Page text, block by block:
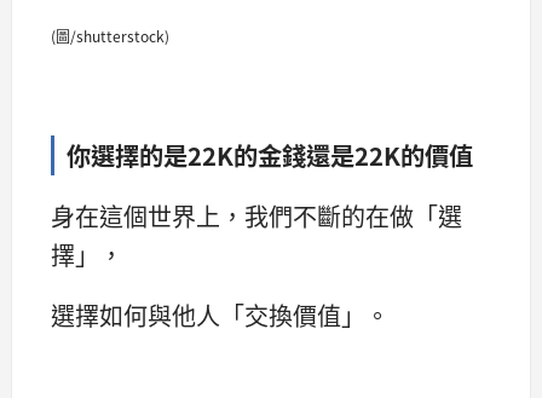
(圖/shutterstock)
你選擇的是22K的金錢還是22K的價值
身在這個世界上，我們不斷的在做「選
擇」，
選擇如何與他人「交換價值」。